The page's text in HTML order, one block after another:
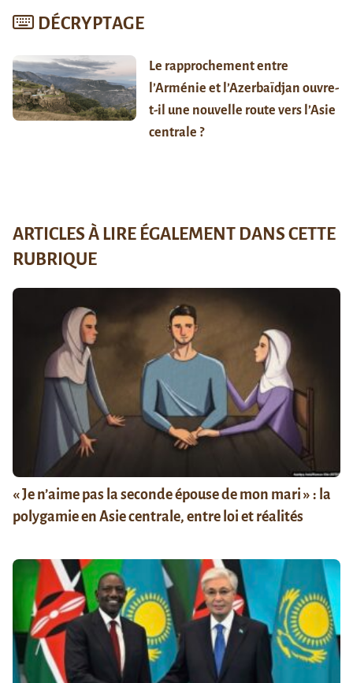
DÉCRYPTAGE
Le rapprochement entre
l’Arménie et l’Azerbaïdjan ouvre-
t-il une nouvelle route vers l’Asie
centrale ?
ARTICLES À LIRE ÉGALEMENT DANS CETTE
RUBRIQUE
« Je n’aime pas la seconde épouse de mon mari » : la
polygamie en Asie centrale, entre loi et réalités